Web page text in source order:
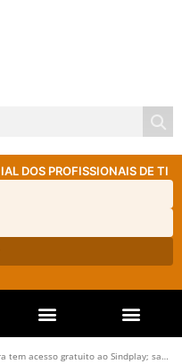
DOS PROFISSIONAIS DE TI
acesso gratuito ao Sindplay; saiba